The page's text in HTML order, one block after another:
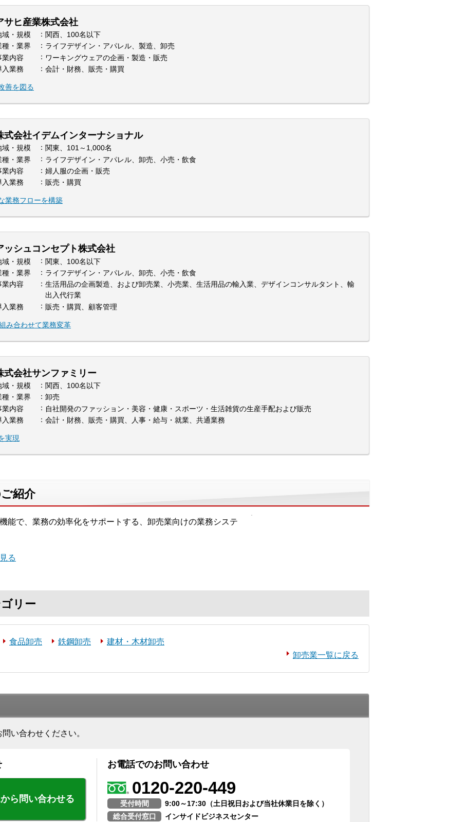
サヒ産業株式会社
域・規模
関西、100名以下
種・業界
ライフデザイン・アパレル、製造、卸売
業内容
ワーキングウェアの企画・製造・販売
入業務
会計・財務、販売・購買
善を図る
式会社イデムインターナショナル
域・規模
関東、101～1,000名
種・業界
ライフデザイン・アパレル、卸売、小売・飲食
業内容
婦人服の企画・販売
入業務
販売・購買
業務フローを構築
ッシュコンセプト株式会社
域・規模
関東、100名以下
種・業界
ライフデザイン・アパレル、卸売、小売・飲食
業内容
生活用品の企画製造、および卸売業、小売業、生活用品の輸入業、デザインコンサルタント、輸
出入代行業
入業務
販売・購買、顧客管理
み合わせて業務変革
式会社サンファミリー
域・規模
関西、100名以下
種・業界
卸売
業内容
自社開発のファッション・美容・健康・スポーツ・生活雑貨の生産手配および販売
入業務
会計・財務、販売・購買、人事・給与・就業、共通業務
実現
紹介
能で、業務の効率化をサポートする、卸売業向けの業務システ
る
リー
食品卸売 鉄鋼卸売
建材・木材卸売
卸売業一覧に戻る
い合わせください。
ら問い合わせる
お電話でのお問い合わせ
0120-220-449
受付時間
9:00～17:30（土日祝日および当社休業日を除く）
総合受付窓口
インサイドビジネスセンター